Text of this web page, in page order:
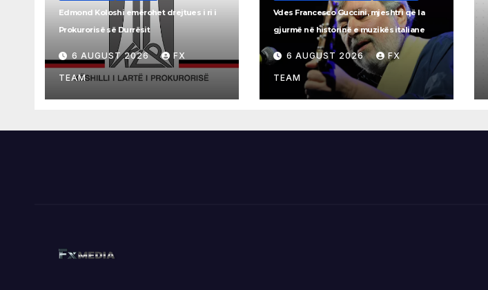
Edmond Koloshi emërohet drejtues i ri i
Prokurorisë së Durrësit
6 AUGUST 2026 FX
TEAM
Vdes Francesco Guccini, mjeshtri që la
gjurmë në historinë e muzikës italiane
6 AUGUST 2026 FX
TEAM